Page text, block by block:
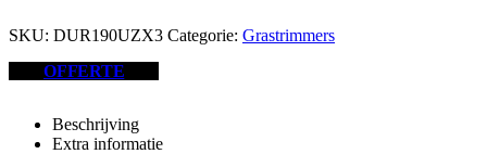
SKU: DUR190UZX3 Categorie: Grastrimmers
OFFERTE
Beschrijving
Extra informatie